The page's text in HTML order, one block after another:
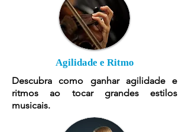
Agilidade e Ritmo
Descubra como ganhar agilidade e
ritmos ao tocar grandes estilos
musicais.